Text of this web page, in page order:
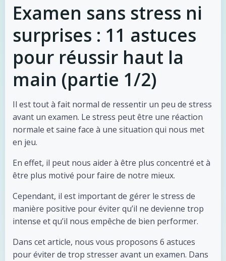
Examen sans stress ni
surprises : 11 astuces
pour réussir haut la
main (partie 1/2)
Il est tout à fait normal de ressentir un peu de stress
avant un examen. Le stress peut être une réaction
normale et saine face à une situation qui nous met
en jeu.
En effet, il peut nous aider à être plus concentré et à
être plus motivé pour faire de notre mieux.
Cependant, il est important de gérer le stress de
manière positive pour éviter qu’il ne devienne trop
intense et qu’il nous empêche de bien performer.
Dans cet article, nous vous proposons 6 astuces
pour éviter de trop stresser avant un examen. Dans